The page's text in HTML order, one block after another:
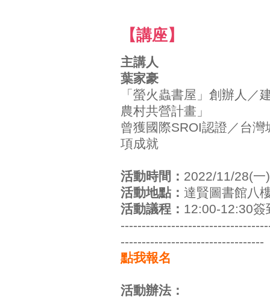
【講座】
主講人
葉家豪
「螢火蟲書屋」創辦人／
農村共營計畫」
曾獲國際SROI認證／台
項成就
活動時間： 2022/11/28(
活動地點： 達賢圖書館八
活動議程： 12:00-12:30簽
----------------------------------
點我報名
活動辦法：